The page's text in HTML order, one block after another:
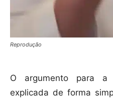
Reprodução
O argumento para
explicada de forma